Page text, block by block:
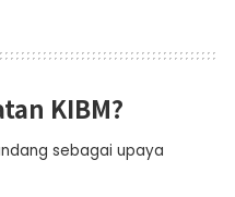
KIBM?
sebagai upaya